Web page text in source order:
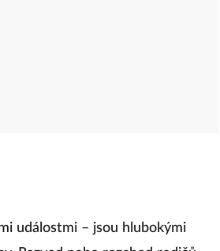
událostmi – jsou hlubokými